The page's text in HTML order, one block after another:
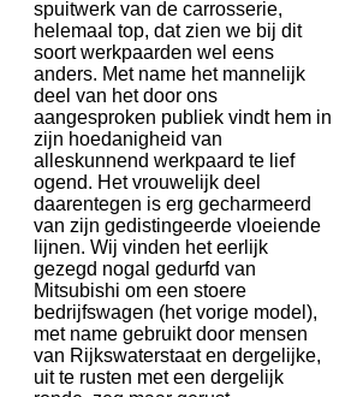
spuitwerk van de carrosserie,
helemaal top, dat zien we bij dit
soort werkpaarden wel eens
anders. Met name het mannelijk
deel van het door ons
aangesproken publiek vindt hem in
zijn hoedanigheid van
alleskunnend werkpaard te lief
ogend. Het vrouwelijk deel
daarentegen is erg gecharmeerd
van zijn gedistingeerde vloeiende
lijnen. Wij vinden het eerlijk
gezegd nogal gedurfd van
Mitsubishi om een stoere
bedrijfswagen (het vorige model),
met name gebruikt door mensen
van Rijkswaterstaat en dergelijke,
uit te rusten met een dergelijk